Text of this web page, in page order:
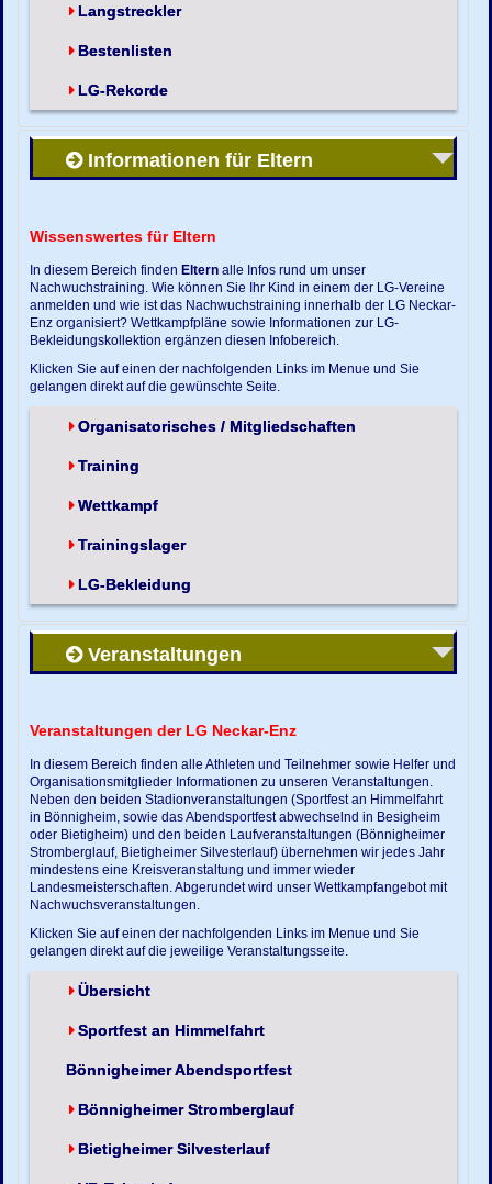
Langstreckler
Bestenlisten
LG-Rekorde
Informationen für Eltern
Wissenswertes für Eltern
In diesem Bereich finden Eltern alle Infos rund um unser
Nachwuchstraining. Wie können Sie Ihr Kind in einem der LG-Vereine
anmelden und wie ist das Nachwuchstraining innerhalb der LG Neckar-
Enz organisiert? Wettkampfpläne sowie Informationen zur LG-
Bekleidungskollektion ergänzen diesen Infobereich.
Klicken Sie auf einen der nachfolgenden Links im Menue und Sie
gelangen direkt auf die gewünschte Seite.
Organisatorisches / Mitgliedschaften
Training
Wettkampf
Trainingslager
LG-Bekleidung
Veranstaltungen
Veranstaltungen der LG Neckar-Enz
In diesem Bereich finden alle Athleten und Teilnehmer sowie Helfer und
Organisationsmitglieder Informationen zu unseren Veranstaltungen.
Neben den beiden Stadionveranstaltungen (Sportfest an Himmelfahrt
in Bönnigheim, sowie das Abendsportfest abwechselnd in Besigheim
oder Bietigheim) und den beiden Laufveranstaltungen (Bönnigheimer
Stromberglauf, Bietigheimer Silvesterlauf) übernehmen wir jedes Jahr
mindestens eine Kreisveranstaltung und immer wieder
Landesmeisterschaften. Abgerundet wird unser Wettkampfangebot mit
Nachwuchsveranstaltungen.
Klicken Sie auf einen der nachfolgenden Links im Menue und Sie
gelangen direkt auf die jeweilige Veranstaltungsseite.
Übersicht
Sportfest an Himmelfahrt
Bönnigheimer Abendsportfest
Bönnigheimer Stromberglauf
Bietigheimer Silvesterlauf